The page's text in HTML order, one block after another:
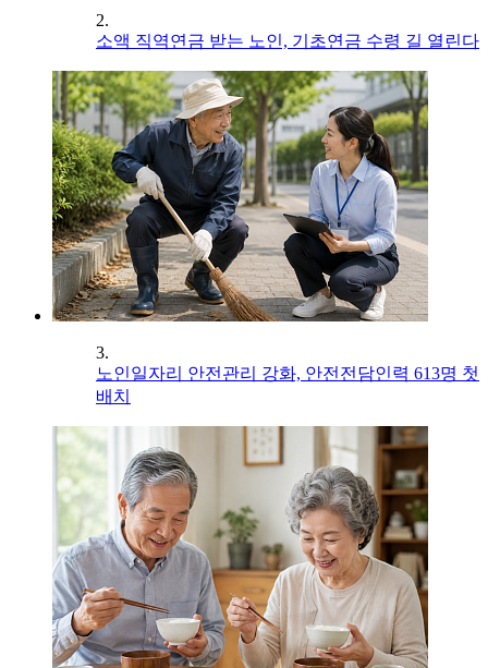
2.
소액 직역연금 받는 노인, 기초연금 수령 길 열린다
3.
노인일자리 안전관리 강화, 안전전담인력 613명 첫
배치